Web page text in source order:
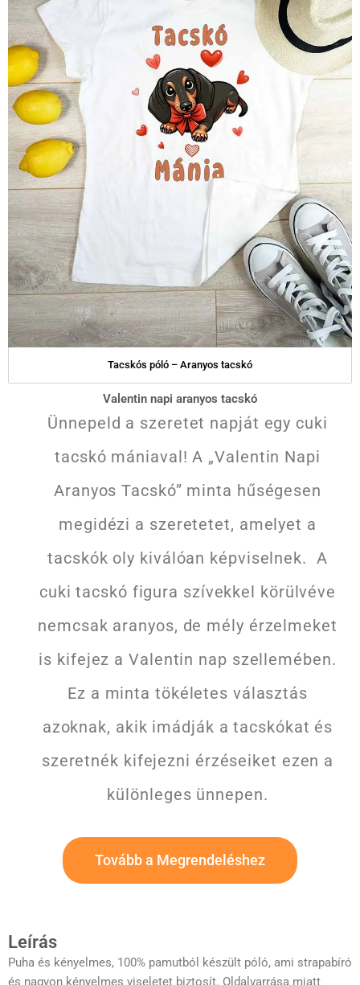
Tacskós póló – Aranyos tacskó
Valentin napi aranyos tacskó
Ünnepeld a szeretet napját egy cuki
tacskó mániaval! A „Valentin Napi
Aranyos Tacskó” minta hűségesen
megidézi a szeretetet, amelyet a
tacskók oly kiválóan képviselnek. A
cuki tacskó figura szívekkel körülvéve
nemcsak aranyos, de mély érzelmeket
is kifejez a Valentin nap szellemében.
Ez a minta tökéletes választás
azoknak, akik imádják a tacskókat és
szeretnék kifejezni érzéseiket ezen a
különleges ünnepen.
Tovább a Megrendeléshez
Leírás
Puha és kényelmes, 100% pamutból készült póló, ami strapabíró
és nagyon kényelmes viseletet biztosít. Oldalvarrása miatt